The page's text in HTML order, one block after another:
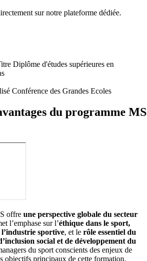
sur notre plateforme dédiée.
du programme MS
offre une perspective globale du secteur
l’emphase sur l’éthique dans le sport,
l’industrie sportive, et le rôle essentiel du
social et de développement du
du sport conscients des enjeux de
objectifs principaux de cette formation.